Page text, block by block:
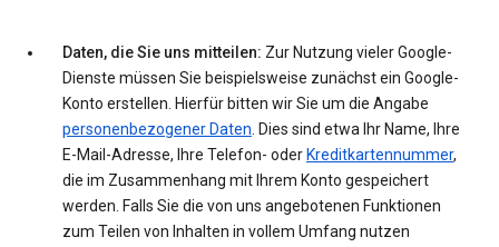
Daten, die Sie uns mitteilen: Zur Nutzung vieler Google-
Dienste müssen Sie beispielsweise zunächst ein Google-
Konto erstellen. Hierfür bitten wir Sie um die Angabe
personenbezogener Daten. Dies sind etwa Ihr Name, Ihre
E-Mail-Adresse, Ihre Telefon- oder Kreditkartennummer,
die im Zusammenhang mit Ihrem Konto gespeichert
werden. Falls Sie die von uns angebotenen Funktionen
zum Teilen von Inhalten in vollem Umfang nutzen